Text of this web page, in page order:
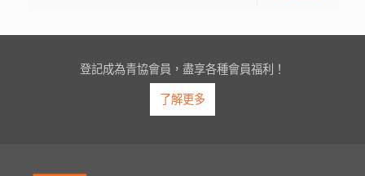
登記成為青協會員，盡享各種會員福利！
了解更多